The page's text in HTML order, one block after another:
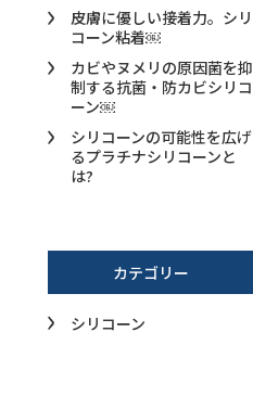
皮膚に優しい接着力。シリ
コーン粘着￼
カビやヌメリの原因菌を抑
制する抗菌・防カビシリコ
ーン￼
シリコーンの可能性を広げ
るプラチナシリコーンと
は?
カテゴリー
シリコーン